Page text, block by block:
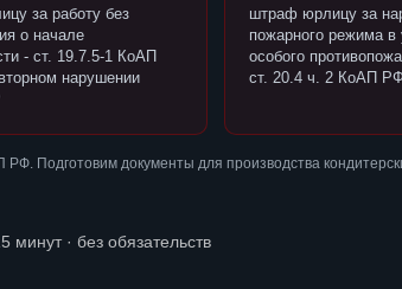
за работу без
о начале
- ст. 19.7.5-1 КоАП
нарушении
штраф юрлицу за
пожарного режима в
особого
ст. 20.4 ч. 2 КоАП РФ
Подготовим документы для производства
минут · без обязательств